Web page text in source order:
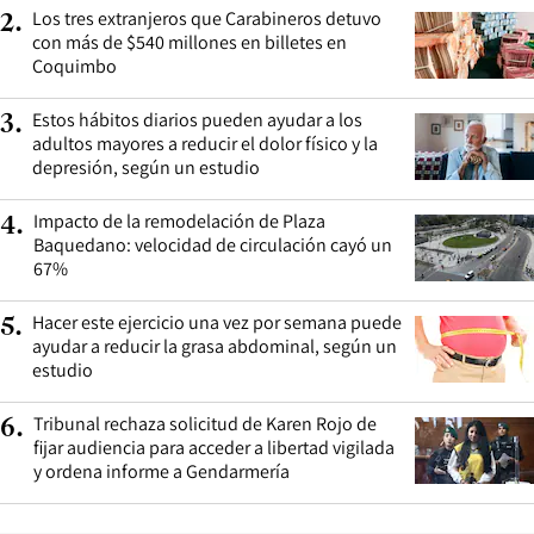
2. Los tres extranjeros que Carabineros detuvo
con más de $540 millones en billetes en
Coquimbo
3. Estos hábitos diarios pueden ayudar a los
adultos mayores a reducir el dolor físico y la
depresión, según un estudio
4. Impacto de la remodelación de Plaza
Baquedano: velocidad de circulación cayó un
67%
5. Hacer este ejercicio una vez por semana puede
ayudar a reducir la grasa abdominal, según un
estudio
6. Tribunal rechaza solicitud de Karen Rojo de
fijar audiencia para acceder a libertad vigilada
y ordena informe a Gendarmería